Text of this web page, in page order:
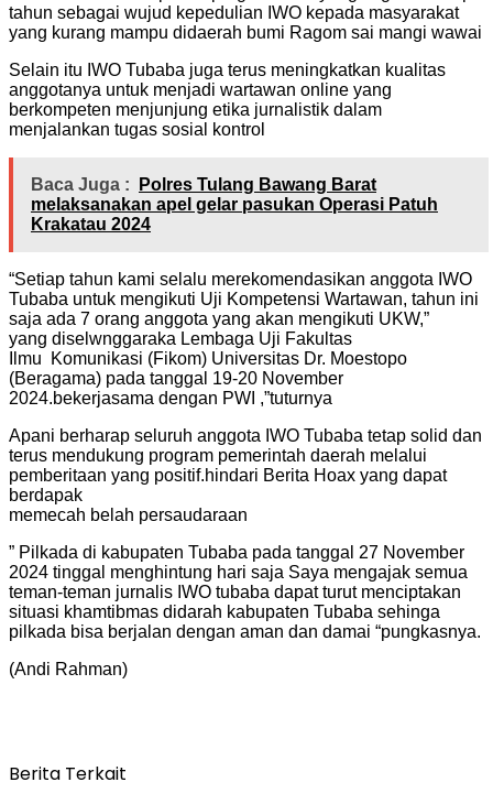
tahun sebagai wujud kepedulian IWO kepada masyarakat
yang kurang mampu didaerah bumi Ragom sai mangi wawai
Selain itu IWO Tubaba juga terus meningkatkan kualitas
anggotanya untuk menjadi wartawan online yang
berkompeten menjunjung etika jurnalistik dalam
menjalankan tugas sosial kontrol
Baca Juga :
Polres Tulang Bawang Barat
melaksanakan apel gelar pasukan Operasi Patuh
Krakatau 2024
“Setiap tahun kami selalu merekomendasikan anggota IWO
Tubaba untuk mengikuti Uji Kompetensi Wartawan, tahun ini
saja ada 7 orang anggota yang akan mengikuti UKW,”
yang diselwnggaraka Lembaga Uji Fakultas
Ilmu Komunikasi (Fikom) Universitas Dr. Moestopo
(Beragama) pada tanggal 19-20 November
2024.bekerjasama dengan PWI ,”tuturnya
Apani berharap seluruh anggota IWO Tubaba tetap solid dan
terus mendukung program pemerintah daerah melalui
pemberitaan yang positif.hindari Berita Hoax yang dapat
berdapak
memecah belah persaudaraan
” Pilkada di kabupaten Tubaba pada tanggal 27 November
2024 tinggal menghintung hari saja Saya mengajak semua
teman-teman jurnalis IWO tubaba dapat turut menciptakan
situasi khamtibmas didarah kabupaten Tubaba sehinga
pilkada bisa berjalan dengan aman dan damai “pungkasnya.
(Andi Rahman)
Berita Terkait